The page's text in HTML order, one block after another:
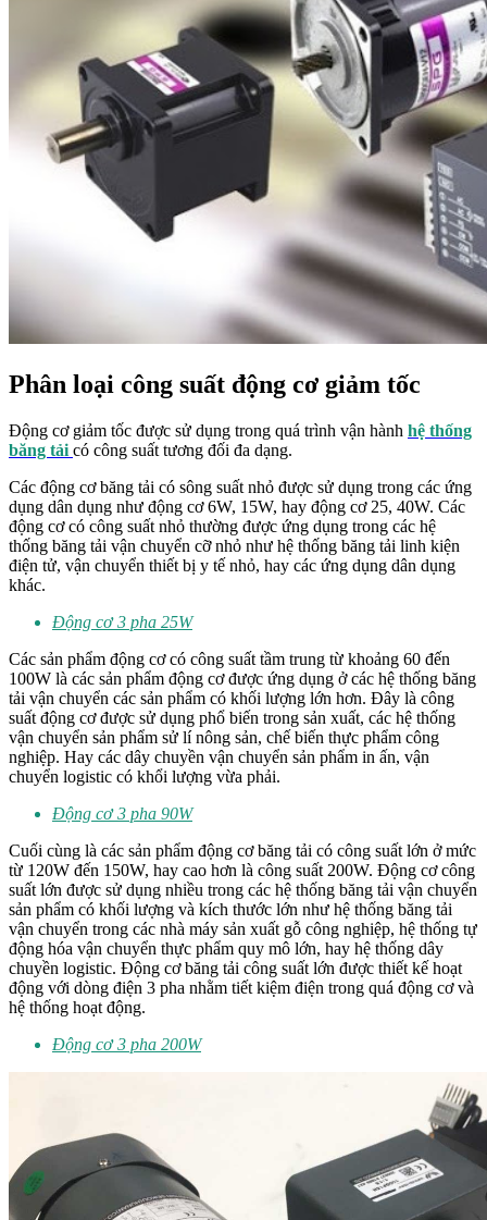
Phân loại công suất động cơ giảm tốc
Động cơ giảm tốc được sử dụng trong quá trình vận hành hệ thống
băng tải có công suất tương đối đa dạng.
Các động cơ băng tải có sông suất nhỏ được sử dụng trong các ứng
dụng dân dụng như động cơ 6W, 15W, hay động cơ 25, 40W. Các
động cơ có công suất nhỏ thường được ứng dụng trong các hệ
thống băng tải vận chuyển cỡ nhỏ như hệ thống băng tải linh kiện
điện tử, vận chuyển thiết bị y tế nhỏ, hay các ứng dụng dân dụng
khác.
Động cơ 3 pha 25W
Các sản phẩm động cơ có công suất tầm trung từ khoảng 60 đến
100W là các sản phẩm động cơ được ứng dụng ở các hệ thống băng
tải vận chuyển các sản phẩm có khối lượng lớn hơn. Đây là công
suất động cơ được sử dụng phổ biến trong sản xuất, các hệ thống
vận chuyển sản phẩm sử lí nông sản, chế biến thực phẩm công
nghiệp. Hay các dây chuyền vận chuyển sản phẩm in ấn, vận
chuyển logistic có khổi lượng vừa phải.
Động cơ 3 pha 90W
Cuối cùng là các sản phẩm động cơ băng tải có công suất lớn ở mức
từ 120W đến 150W, hay cao hơn là công suất 200W. Động cơ công
suất lớn được sử dụng nhiều trong các hệ thống băng tải vận chuyển
sản phẩm có khối lượng và kích thước lớn như hệ thống băng tải
vận chuyển trong các nhà máy sản xuất gỗ công nghiệp, hệ thống tự
động hóa vận chuyển thực phẩm quy mô lớn, hay hệ thống dây
chuyền logistic. Động cơ băng tải công suất lớn được thiết kế hoạt
động với dòng điện 3 pha nhằm tiết kiệm điện trong quá động cơ và
hệ thống hoạt động.
Động cơ 3 pha 200W